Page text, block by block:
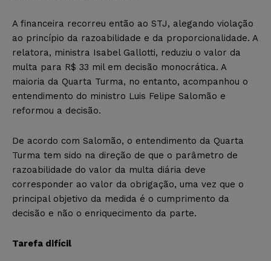
A financeira recorreu então ao STJ, alegando violação
ao princípio da razoabilidade e da proporcionalidade. A
relatora, ministra Isabel Gallotti, reduziu o valor da
multa para R$ 33 mil em decisão monocrática. A
maioria da Quarta Turma, no entanto, acompanhou o
entendimento do ministro Luis Felipe Salomão e
reformou a decisão.
De acordo com Salomão, o entendimento da Quarta
Turma tem sido na direção de que o parâmetro de
razoabilidade do valor da multa diária deve
corresponder ao valor da obrigação, uma vez que o
principal objetivo da medida é o cumprimento da
decisão e não o enriquecimento da parte.
Tarefa difícil